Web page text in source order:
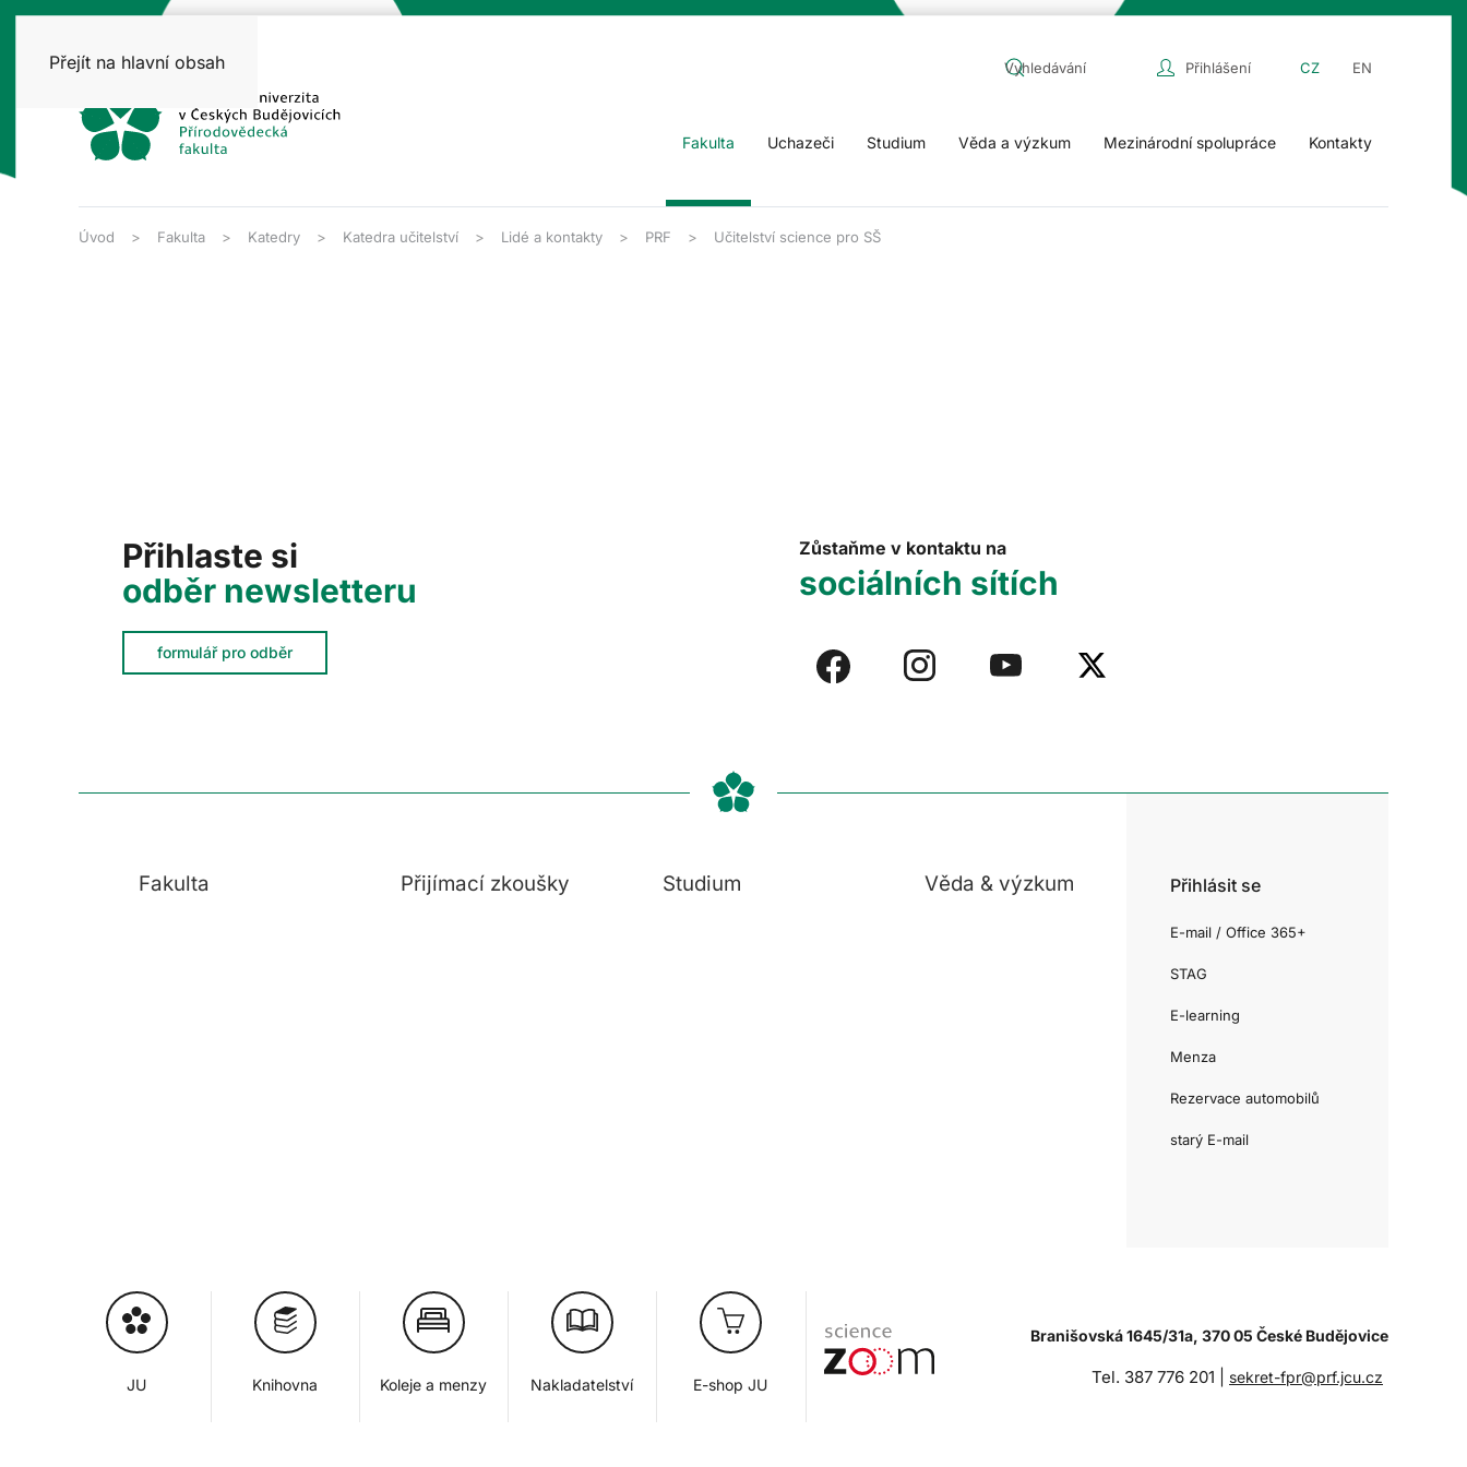
Přejít na hlavní obsah Přihlášení CZ EN
Fakulta Uchazeči Studium Věda a výzkum Mezinárodní spolupráce Kontakty
Úvod Fakulta Katedry Katedra učitelství Lidé a kontakty PRF Učitelství science pro SŠ
Přihlaste si
odběr newsletteru
formulář pro odběr
Zůstaňme v kontaktu na
sociálních sítích
Fakulta Přijímací zkoušky Studium Věda & výzkum Přihlásit se
E-mail / Office 365+
STAG
E-learning
Menza
Rezervace automobilů
starý E-mail
JU Knihovna Koleje a menzy Nakladatelství E-shop JU
Branišovská 1645/31a, 370 05 České Budějovice
Tel. 387 776 201 | sekret-fpr@prf.jcu.cz